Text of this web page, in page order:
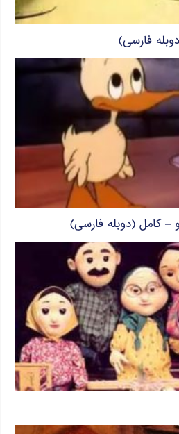
فارسی)
– کامل (دوبله فارسی)